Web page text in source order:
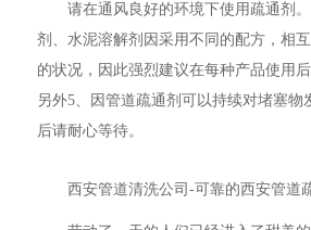
请在通风良好的环境下使用疏通剂
剂、水泥溶解剂因采用不同的配方，相
的状况，因此强烈建议在每种产品使用
另外5、因管道疏通剂可以持续对堵塞物
后请耐心等待。
西安管道清洗公司-可靠的西安管道